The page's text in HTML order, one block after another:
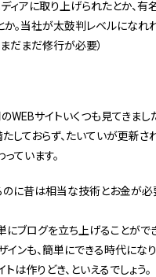
ディアに取り上げられたとか、有
か。当社が太鼓判レベルになれ
だまだ修行が必要）
WEBサイトいくつも見てきまし
しておらず、たいていが更新さ
ています。
のに昔は相当な技術とお金が必
ブログを立ち上げることがで
インも、簡単にできる時代にな
は作りどき、といえるでしょう。